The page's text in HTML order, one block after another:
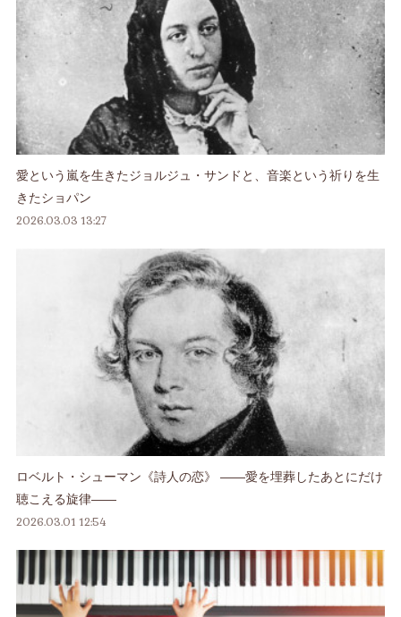
愛という嵐を生きたジョルジュ・サンドと、音楽という祈りを生
きたショパン
2026.03.03 13:27
ロベルト・シューマン《詩人の恋》 ――愛を埋葬したあとにだけ
聴こえる旋律――
2026.03.01 12:54